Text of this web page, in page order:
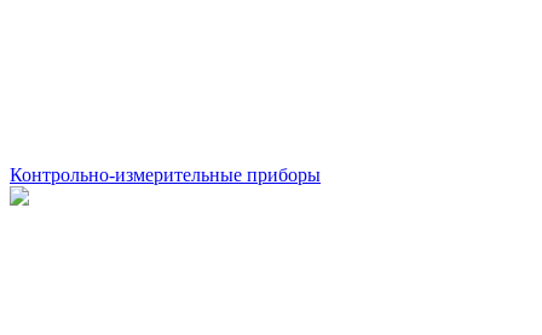
Контрольно-измерительные приборы